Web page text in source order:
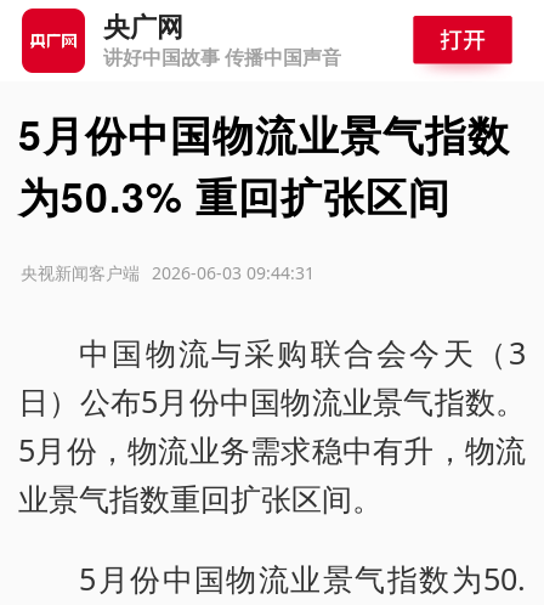
央广网
讲好中国故事 传播中国声音
5月份中国物流业景气指数
为50.3% 重回扩张区间
2026-06-03 09:44:31
央视新闻客户端
中国物流与采购联合会今天（3
日）公布5月份中国物流业景气指数。
5月份，物流业务需求稳中有升，物流
业景气指数重回扩张区间。
5月份中国物流业景气指数为50.